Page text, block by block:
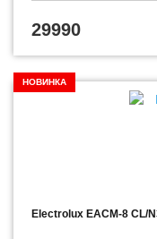
29990
НОВИНКА
Electrolux EACM-8 CL/